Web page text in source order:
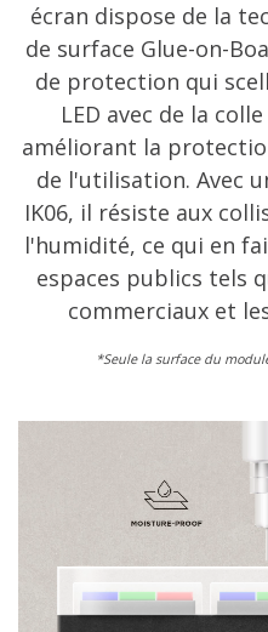
écran dispose de la
de surface Glue-on-
de protection qui
LED avec de la
améliorant la
de l'utilisation. Avec
IK06, il résiste aux
l'humidité, ce qui en
espaces publics tels
commerciaux et
​*Seule la surface du